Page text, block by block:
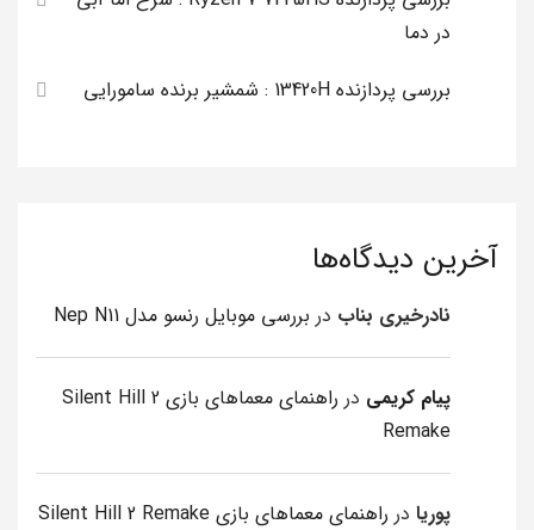
در دما
بررسی پردازنده 13420H : شمشیر برنده سامورایی
آخرین دیدگاه‌ها
نادرخیری بناب در بررسی موبایل رنسو مدل Nep N11
پیام کریمی در
راهنمای معماهای بازی Silent Hill 2
Remake
پوریا در راهنمای معماهای بازی Silent Hill 2 Remake